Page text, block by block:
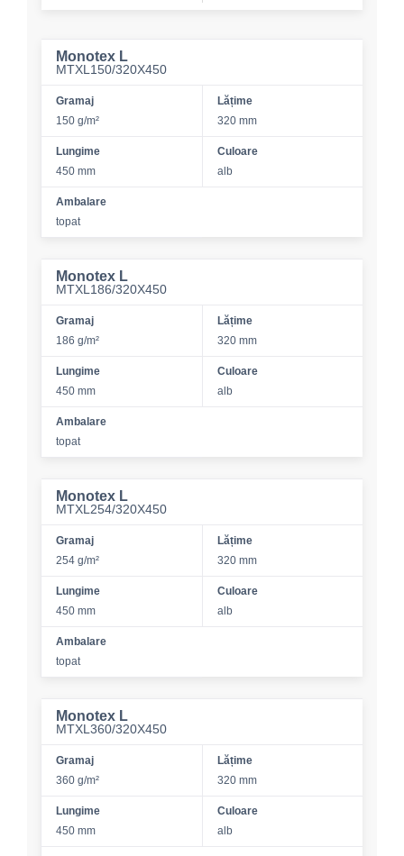
Monotex L
MTXL150/320X450
Gramaj
150 g/m²
Lățime
320 mm
Lungime
450 mm
Culoare
alb
Ambalare
topat
Monotex L
MTXL186/320X450
Gramaj
186 g/m²
Lățime
320 mm
Lungime
450 mm
Culoare
alb
Ambalare
topat
Monotex L
MTXL254/320X450
Gramaj
254 g/m²
Lățime
320 mm
Lungime
450 mm
Culoare
alb
Ambalare
topat
Monotex L
MTXL360/320X450
Gramaj
360 g/m²
Lățime
320 mm
Lungime
450 mm
Culoare
alb